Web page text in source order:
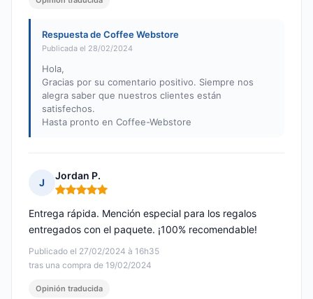
Respuesta de Coffee Webstore
Publicada el 28/02/2024
Hola,
Gracias por su comentario positivo. Siempre nos
alegra saber que nuestros clientes están
satisfechos.
Hasta pronto en Coffee-Webstore
J
Jordan P.
Nota: 5 de 5
Publicado el 27/02/2024 à 16h35
tras una compra de 19/02/2024
Entrega rápida. Mención especial para los regalos
entregados con el paquete. ¡100% recomendable!
Opinión traducida